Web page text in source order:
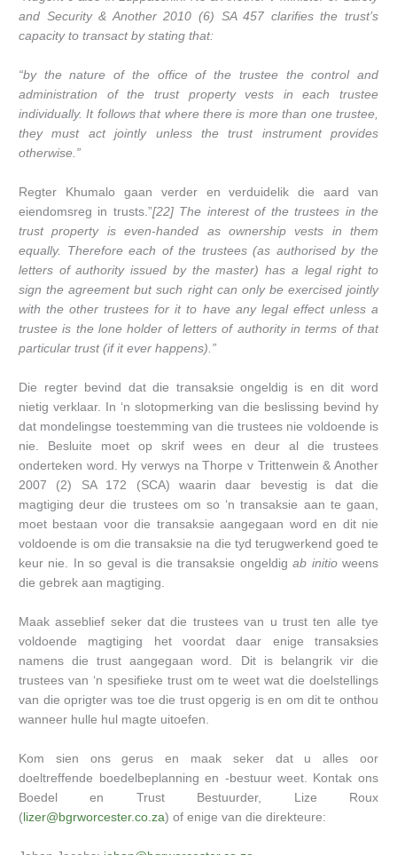
and Security & Another 2010 (6) SA 457 clarifies the trust’s
capacity to transact by stating that:
“by the nature of the office of the trustee the control and
administration of the trust property vests in each trustee
individually. It follows that where there is more than one trustee,
they must act jointly unless the trust instrument provides
otherwise.”
Regter Khumalo gaan verder en verduidelik die aard van
eiendomsreg in trusts.”[22] The interest of the trustees in the
trust property is even-handed as ownership vests in them
equally. Therefore each of the trustees (as authorised by the
letters of authority issued by the master) has a legal right to
sign the agreement but such right can only be exercised jointly
with the other trustees for it to have any legal effect unless a
trustee is the lone holder of letters of authority in terms of that
particular trust (if it ever happens).”
Die regter bevind dat die transaksie ongeldig is en dit word
nietig verklaar. In ‘n slotopmerking van die beslissing bevind hy
dat mondelingse toestemming van die trustees nie voldoende is
nie. Besluite moet op skrif wees en deur al die trustees
onderteken word. Hy verwys na Thorpe v Trittenwein & Another
2007 (2) SA 172 (SCA) waarin daar bevestig is dat die
magtiging deur die trustees om so ‘n transaksie aan te gaan,
moet bestaan voor die transaksie aangegaan word en dit nie
voldoende is om die transaksie na die tyd terugwerkend goed te
keur nie. In so geval is die transaksie ongeldigab initioweens
die gebrek aan magtiging.
Maak asseblief seker dat die trustees van u trust ten alle tye
voldoende magtiging het voordat daar enige transaksies
namens die trust aangegaan word. Dit is belangrik vir die
trustees van ‘n spesifieke trust om te weet wat die doelstellings
van die oprigter was toe die trust opgerig is en om dit te onthou
wanneer hulle hul magte uitoefen.
Kom sien ons gerus en maak seker dat u alles oor
doeltreffende boedelbeplanning en -bestuur weet. Kontak ons
Boedel en Trust Bestuurder, Lize Roux
(lizer@bgrworcester.co.za) of enige van die direkteure: